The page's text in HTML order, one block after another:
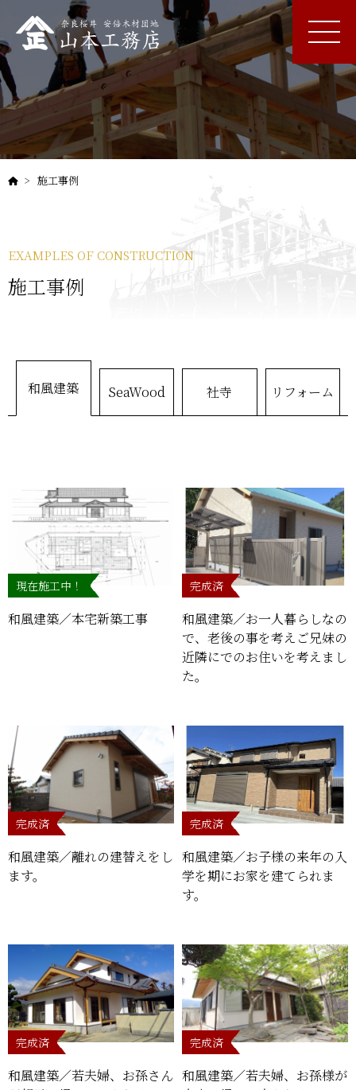
施工事例
EXAMPLES OF CONSTRUCTION
施工事例
和風建築 SeaWood 社寺 リフォーム
現在施工中！
和風建築／本宅新築工事
完成済
和風建築／お一人暮らしなの
で、老後の事を考えご兄妹の
近隣にでのお住いを考えまし
た。
完成済
和風建築／離れの建替えをし
ます。
完成済
和風建築／お子様の来年の入
学を期にお家を建てられま
す。
完成済
和風建築／若夫婦、お孫さん
完成済
和風建築／若夫婦、お孫様が